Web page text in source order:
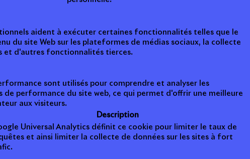
aident à exécuter certaines fonctionnalités telles que le
du site Web sur les plateformes de médias sociaux, la collecte
et d'autres fonctionnalités tierces.
sont utilisés pour comprendre et analyser les
de performance du site web, ce qui permet d'offrir une meilleure
aux visiteurs.
Description
Universal Analytics définit ce cookie pour limiter le taux de
et ainsi limiter la collecte de données sur les sites à fort